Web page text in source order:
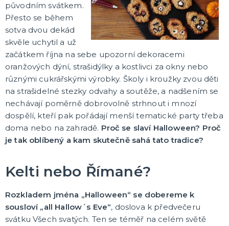
Oblečení a doplňky
Do domácnosti
Dárky podle témat
Dárky podle události
DALŠÍ KATEGORIE
DEKORACE, VÝZDOBA A STOLOVÁNÍ
Výzdoba a dekorace v prostoru
Stolování a dekorace
EKO produkty
Dřevěné produkty
Ostatní dekorace
DALŠÍ KATEGORIE
PÁRTY DOPLŇKY
Piňaty
Svíčky a dekorace dortu
Frkačky
Párty čepičky a čelenky
Šerpy
Pozvánky
Bublifuky
Lightsticky
Nažehlovačky
Fotokoutek - rekvizity
DALŠÍ KATEGORIE
SVATBA A ROZLUČKA SE SVOBODOU
Svatba
Rozlučka se svobodou
původním svátkem.
Přesto se během
sotva dvou dekád
skvěle uchytil a už
začátkem října na sebe upozorní dekoracemi
oranžových dýní, strašidýlky a kostlivci za okny nebo
různými cukrářskými výrobky. Školy i kroužky zvou děti
na strašidelné stezky odvahy a soutěže, a nadšením se
nechávají poměrně dobrovolně strhnout i mnozí
dospělí, kteří pak pořádají menší tematické party třeba
doma nebo na zahradě. Proč se slaví Halloween? Proč
je tak oblíbený a kam skutečně sahá tato tradice?
Kelti nebo Římané?
Rozkladem jména „Halloween“ se dobereme k
sousloví „all Hallow´s Eve“, doslova k předvečeru
svátku Všech svatých. Ten se téměř na celém světě